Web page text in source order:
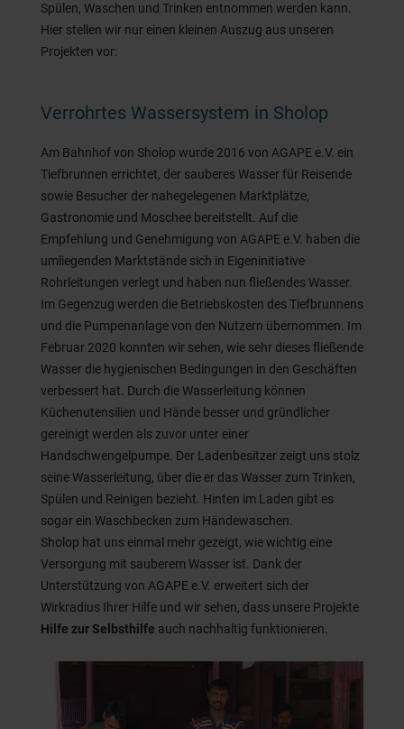
Spülen, Waschen und Trinken entnommen werden kann.
Hier stellen wir nur einen kleinen Auszug aus unseren
Projekten vor:
Verrohrtes Wassersystem in Sholop
Am Bahnhof von Sholop wurde 2016 von AGAPE e.V. ein
Tiefbrunnen errichtet, der sauberes Wasser für Reisende
sowie Besucher der nahegelegenen Marktplätze,
Gastronomie und Moschee bereitstellt. Auf die
Empfehlung und Genehmigung von AGAPE e.V. haben die
umliegenden Marktstände sich in Eigeninitiative
Rohrleitungen verlegt und haben nun fließendes Wasser.
Im Gegenzug werden die Betriebskosten des Tiefbrunnens
und die Pumpenanlage von den Nutzern übernommen. Im
Februar 2020 konnten wir sehen, wie sehr dieses fließende
Wasser die hygienischen Bedingungen in den Geschäften
verbessert hat. Durch die Wasserleitung können
Küchenutensilien und Hände besser und gründlicher
gereinigt werden als zuvor unter einer
Handschwengelpumpe. Der Ladenbesitzer zeigt uns stolz
seine Wasserleitung, über die er das Wasser zum Trinken,
Spülen und Reinigen bezieht. Hinten im Laden gibt es
sogar ein Waschbecken zum Händewaschen.
Sholop hat uns einmal mehr gezeigt, wie wichtig eine
Versorgung mit sauberem Wasser ist. Dank der
Unterstützung von AGAPE e.V. erweitert sich der
Wirkradius Ihrer Hilfe und wir sehen, dass unsere Projekte
Hilfe zur Selbsthilfe auch nachhaltig funktionieren.